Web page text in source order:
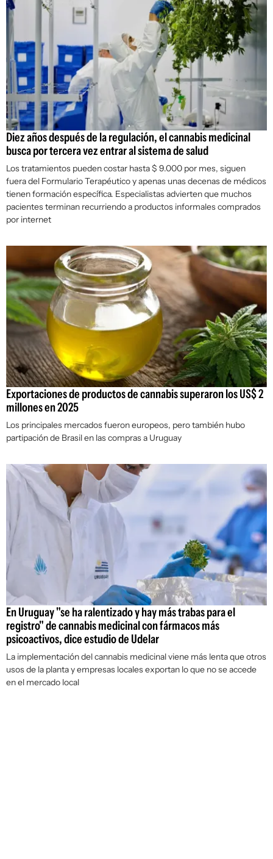
Diez años después de la regulación, el cannabis medicinal
busca por tercera vez entrar al sistema de salud
Los tratamientos pueden costar hasta $ 9.000 por mes, siguen
fuera del Formulario Terapéutico y apenas unas decenas de médicos
tienen formación específica. Especialistas advierten que muchos
pacientes terminan recurriendo a productos informales comprados
por internet
Exportaciones de productos de cannabis superaron los US$ 2
millones en 2025
Los principales mercados fueron europeos, pero también hubo
partipación de Brasil en las compras a Uruguay
En Uruguay "se ha ralentizado y hay más trabas para el
registro" de cannabis medicinal con fármacos más
psicoactivos, dice estudio de Udelar
La implementación del cannabis medicinal viene más lenta que otros
usos de la planta y empresas locales exportan lo que no se accede
en el mercado local